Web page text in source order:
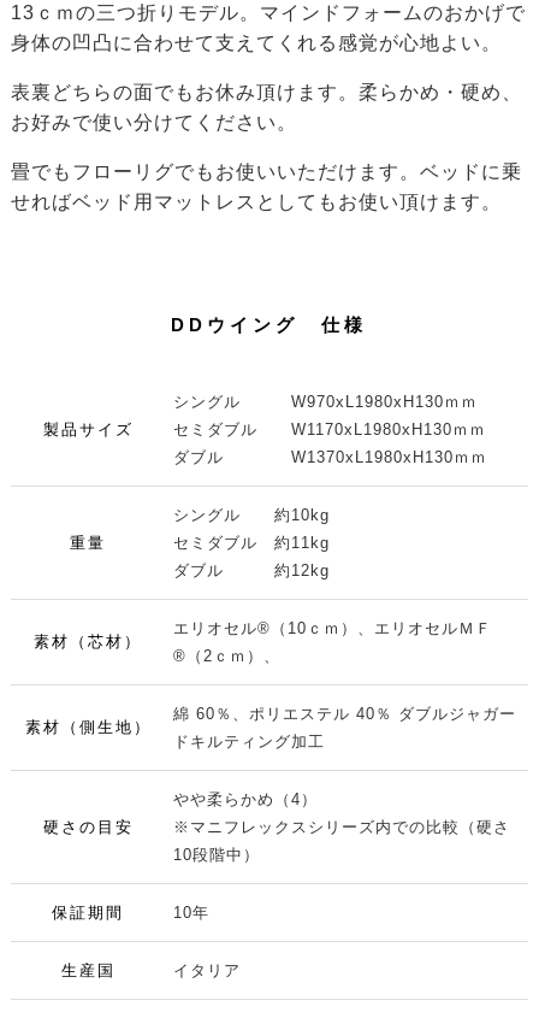
13ｃｍの三つ折りモデル。マインドフォームのおかげで
身体の凹凸に合わせて支えてくれる感覚が心地よい。
表裏どちらの面でもお休み頂けます。柔らかめ・硬め、
お好みで使い分けてください。
畳でもフローリグでもお使いいただけます。ベッドに乗
せればベッド用マットレスとしてもお使い頂けます。
DDウイング 仕様
製品サイズ
シングル W970xL1980xH130ｍｍ
セミダブル W1170xL1980xH130ｍｍ
ダブル W1370xL1980xH130ｍｍ
重量
シングル 約10kg
セミダブル 約11kg
ダブル 約12kg
素材（芯材）
エリオセル®（10ｃｍ）、エリオセルＭＦ
®（2ｃｍ）、
素材（側生地）
綿 60％、ポリエステル 40％ ダブルジャガー
ドキルティング加工
硬さの目安
やや柔らかめ（4）
※マニフレックスシリーズ内での比較（硬さ
10段階中）
保証期間 10年
生産国 イタリア